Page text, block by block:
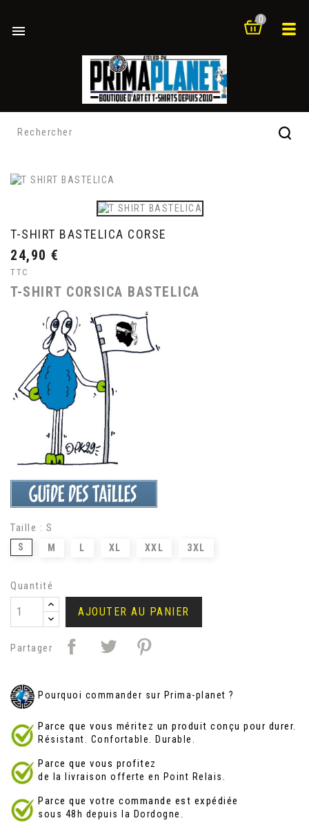

0
T-SHIRT BASTELICA CORSE
24,90 €
TTC
T-SHIRT CORSICA BASTELICA
Taille : S
S M L XL XXL 3XL
Quantité
AJOUTER AU PANIER
Partager
Pourquoi commander sur Prima-planet ?
Parce que vous méritez un produit conçu pour durer.
Résistant. Confortable. Durable.
Parce que vous profitez
de la livraison offerte en Point Relais.
Parce que votre commande est expédiée
sous 48h depuis la Dordogne.